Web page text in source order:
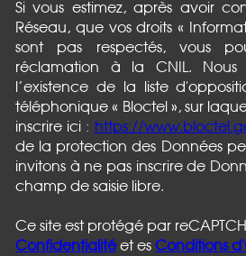
Si vous estimez, après avoir
Réseau, que vos droits «
sont pas respectés, vous
réclamation à la CNIL. Nous
l’existence de la liste
téléphonique « Bloctel », sur
inscrire ici : https://
de la protection des Données
invitons à ne pas inscrire de
champ de saisie libre.
Ce site est protégé par
Confidentialitéet es Conditions